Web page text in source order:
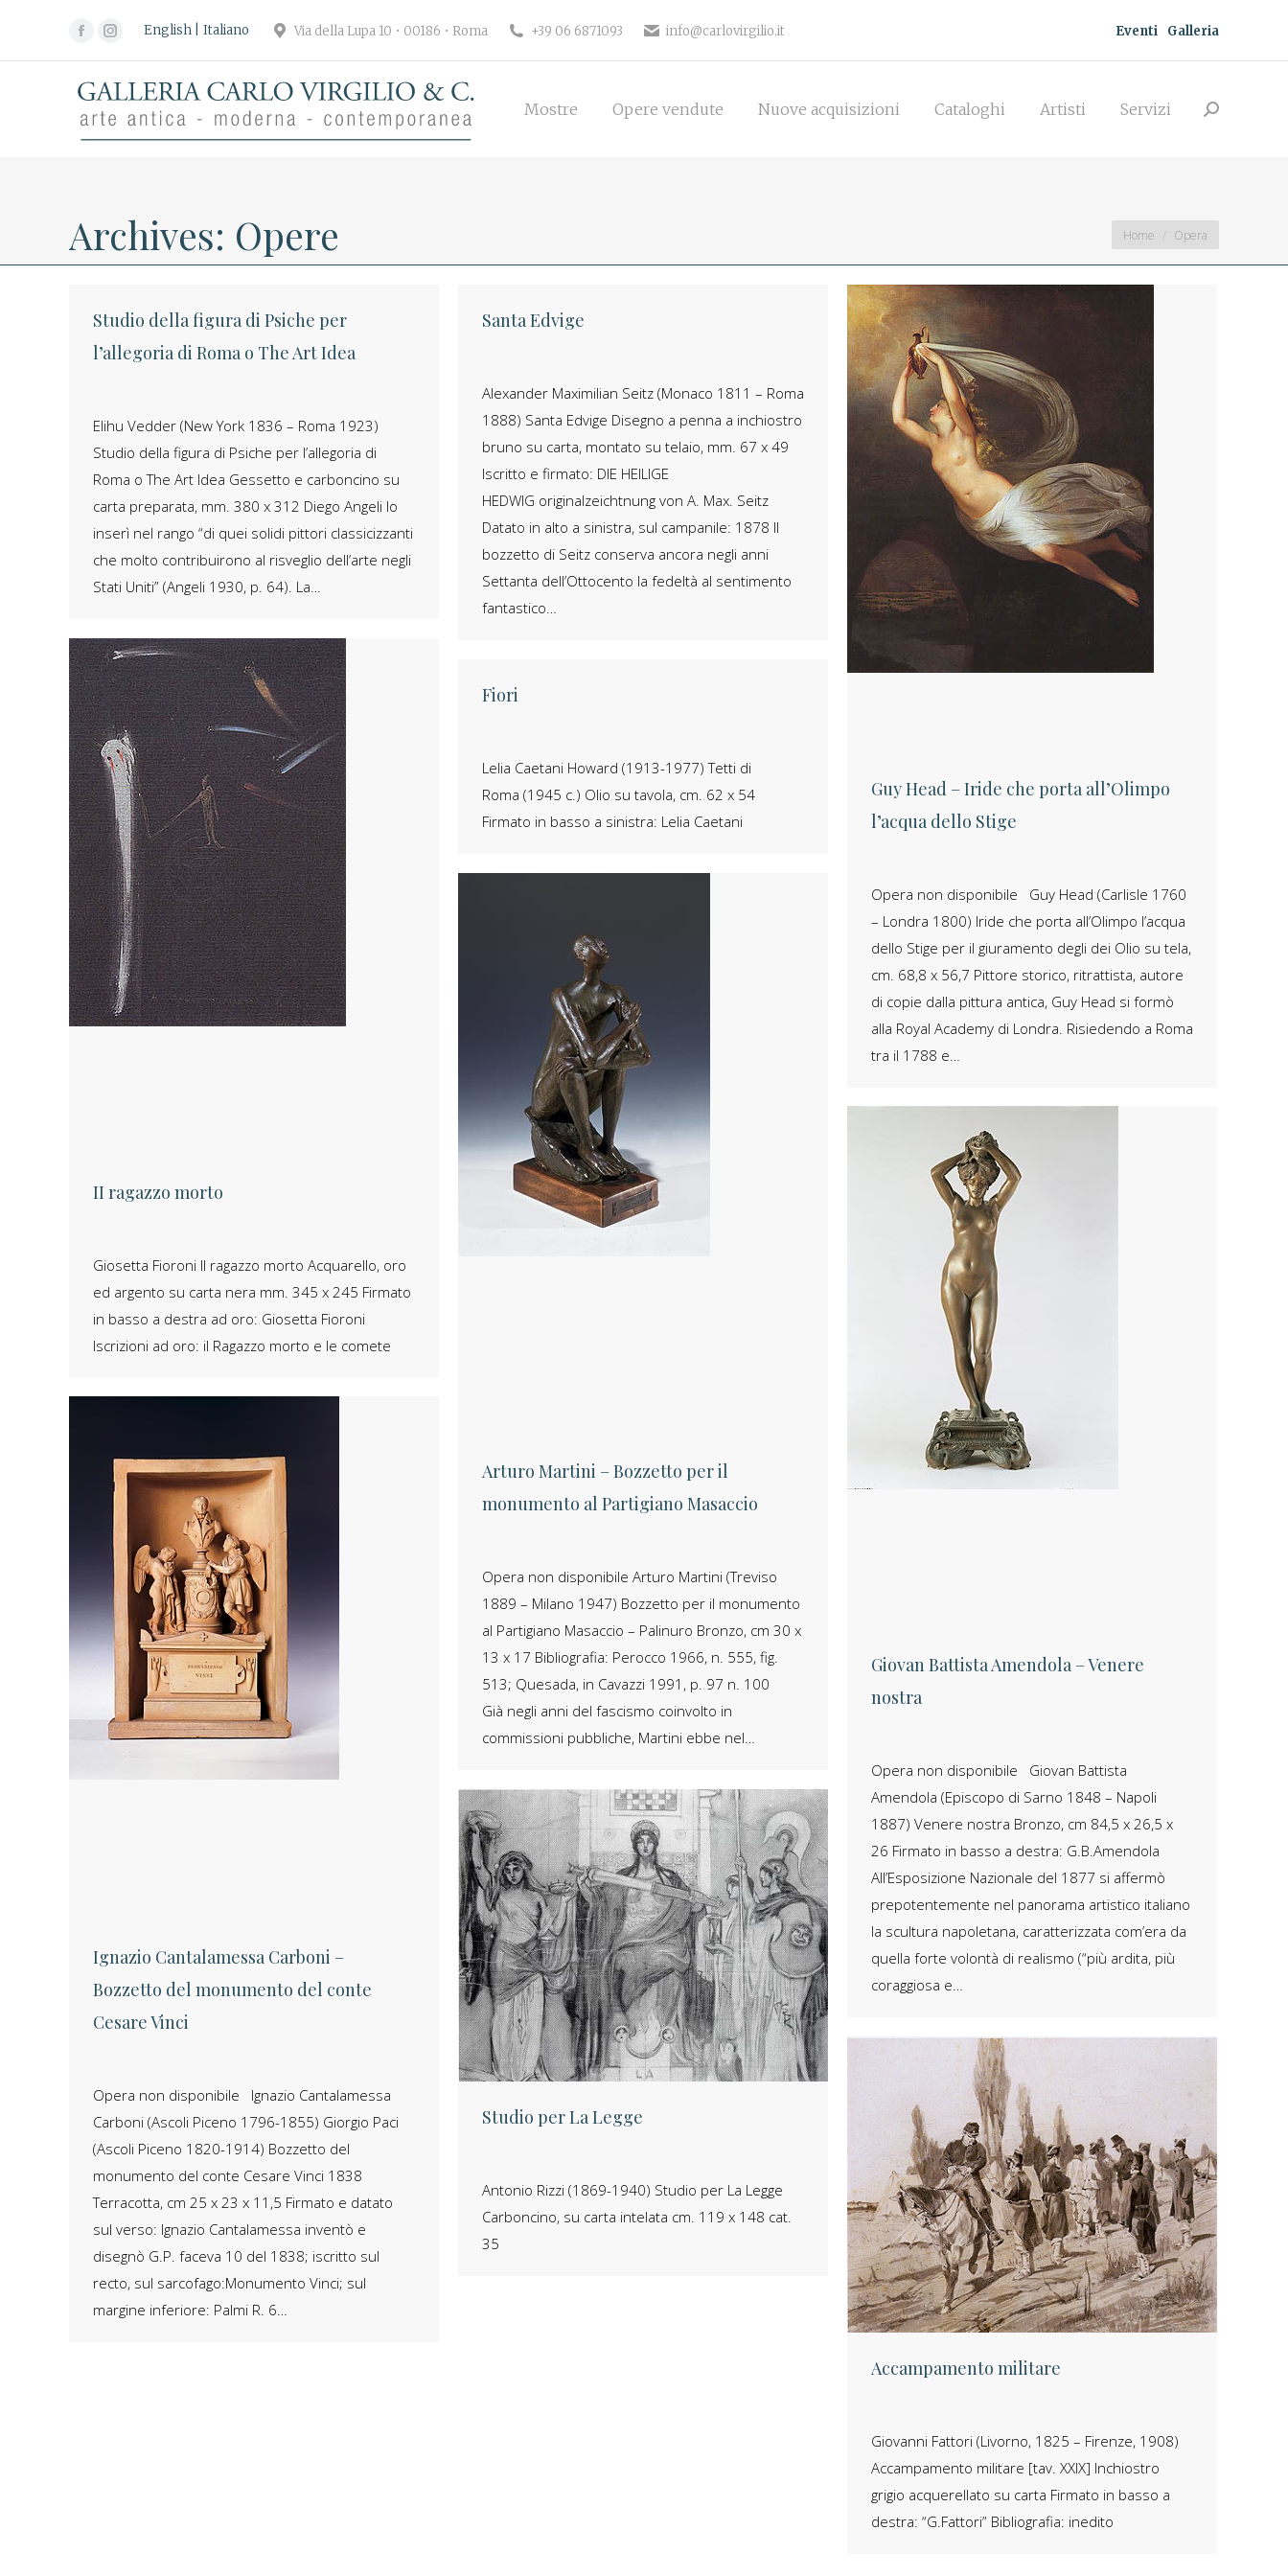
Facebook
page
opens
in
new
Instagram
page
opens
in
new
English Italiano Via della Lupa 10 • 00186 • Roma +39 06 6871093 info@carlovirgilio.it Eventi Galleria
Mostre Opere vendute Nuove acquisizioni Cataloghi Artisti Servizi Search:
Archives: Opere You are here:
Home Opera
Studio della figura di Psiche per
l’allegoria di Roma o The Art Idea
Elihu Vedder (New York 1836 – Roma 1923)
Studio della figura di Psiche per l’allegoria di
Roma o The Art Idea Gessetto e carboncino su
carta preparata, mm. 380 x 312 Diego Angeli lo
inserì nel rango “di quei solidi pittori classicizzanti
che molto contribuirono al risveglio dell’arte negli
Stati Uniti” (Angeli 1930, p. 64). La…
Santa Edvige
Alexander Maximilian Seitz (Monaco 1811 – Roma
1888) Santa Edvige Disegno a penna a inchiostro
bruno su carta, montato su telaio, mm. 67 x 49
Iscritto e firmato: DIE HEILIGE
HEDWIG originalzeichtnung von A. Max. Seitz
Datato in alto a sinistra, sul campanile: 1878 Il
bozzetto di Seitz conserva ancora negli anni
Settanta dell’Ottocento la fedeltà al sentimento
fantastico…
Guy Head – Iride che porta all’Olimpo
l’acqua dello Stige
Opera non disponibile Guy Head (Carlisle 1760
– Londra 1800) Iride che porta all’Olimpo l’acqua
dello Stige per il giuramento degli dei Olio su tela,
cm. 68,8 x 56,7 Pittore storico, ritrattista, autore
di copie dalla pittura antica, Guy Head si formò
alla Royal Academy di Londra. Risiedendo a Roma
tra il 1788 e…
II ragazzo morto
Giosetta Fioroni Il ragazzo morto Acquarello, oro
ed argento su carta nera mm. 345 x 245 Firmato
in basso a destra ad oro: Giosetta Fioroni
Iscrizioni ad oro: il Ragazzo morto e le comete
Fiori
Lelia Caetani Howard (1913-1977) Tetti di
Roma (1945 c.) Olio su tavola, cm. 62 x 54
Firmato in basso a sinistra: Lelia Caetani
Arturo Martini – Bozzetto per il
monumento al Partigiano Masaccio
Opera non disponibile Arturo Martini (Treviso
1889 – Milano 1947) Bozzetto per il monumento
al Partigiano Masaccio – Palinuro Bronzo, cm 30 x
13 x 17 Bibliografia: Perocco 1966, n. 555, fig.
513; Quesada, in Cavazzi 1991, p. 97 n. 100
Già negli anni del fascismo coinvolto in
commissioni pubbliche, Martini ebbe nel…
Giovan Battista Amendola – Venere
nostra
Opera non disponibile Giovan Battista
Amendola (Episcopo di Sarno 1848 – Napoli
1887) Venere nostra Bronzo, cm 84,5 x 26,5 x
26 Firmato in basso a destra: G.B.Amendola
All’Esposizione Nazionale del 1877 si affermò
prepotentemente nel panorama artistico italiano
la scultura napoletana, caratterizzata com’era da
quella forte volontà di realismo (“più ardita, più
coraggiosa e…
Ignazio Cantalamessa Carboni –
Bozzetto del monumento del conte
Cesare Vinci
Opera non disponibile Ignazio Cantalamessa
Carboni (Ascoli Piceno 1796-1855) Giorgio Paci
(Ascoli Piceno 1820-1914) Bozzetto del
monumento del conte Cesare Vinci 1838
Terracotta, cm 25 x 23 x 11,5 Firmato e datato
sul verso: Ignazio Cantalamessa inventò e
disegnò G.P. faceva 10 del 1838; iscritto sul
recto, sul sarcofago:Monumento Vinci; sul
margine inferiore: Palmi R. 6…
Studio per La Legge
Antonio Rizzi (1869-1940) Studio per La Legge
Carboncino, su carta intelata cm. 119 x 148 cat.
35
Accampamento militare
Giovanni Fattori (Livorno, 1825 – Firenze, 1908)
Accampamento militare [tav. XXIX] Inchiostro
grigio acquerellato su carta Firmato in basso a
destra: “G.Fattori” Bibliografia: inedito